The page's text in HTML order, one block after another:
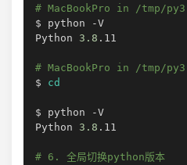
# MacBookPro in /tmp/py3
$ python -V
Python 3.8 .11
# MacBookPro in /tmp/py3
$ cd
$ python -V
Python 3.8 .11
# 6. 全局切换python版本